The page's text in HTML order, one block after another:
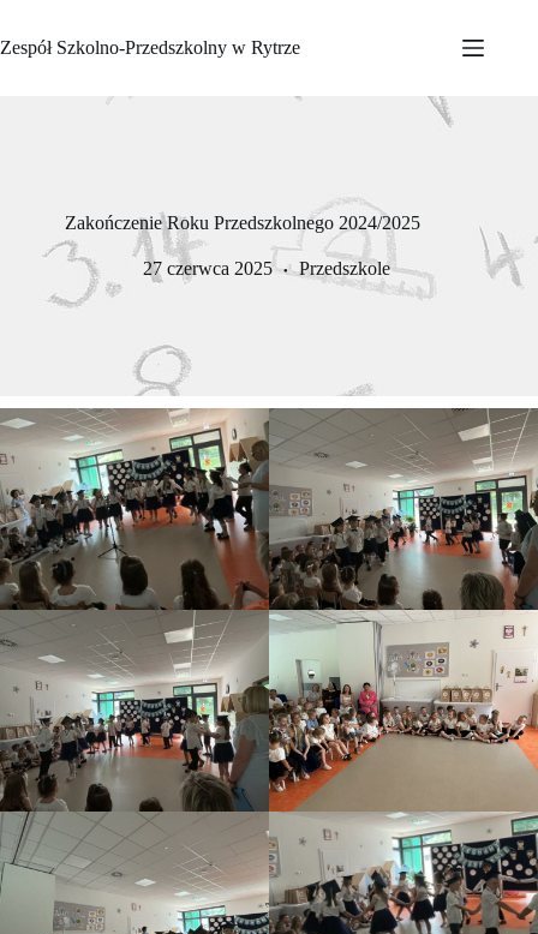
treści
Zespół Szkolno-Przedszkolny w Rytrze
Zakończenie Roku Przedszkolnego 2024/2025
27 czerwca 2025 Przedszkole